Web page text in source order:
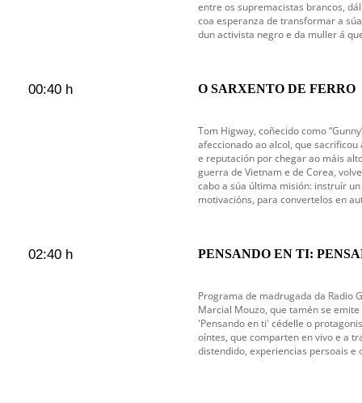
entre os supremacistas brancos,
coa esperanza de transformar a
dun activista negro e da muller á
00:40 h O SARXENTO DE FERRO
Tom Higway, coñecido como
afeccionado ao alcol, que
e reputación por chegar ao máis
guerra de Vietnam e de Corea,
cabo a súa última misión: instruír
motivacións, para convertelos en
02:40 h PENSANDO EN TI:
Programa de madrugada da Radio
Marcial Mouzo, que tamén se
'Pensando en ti' cédelle o
oíntes, que comparten en vivo e a
distendido, experiencias persoais